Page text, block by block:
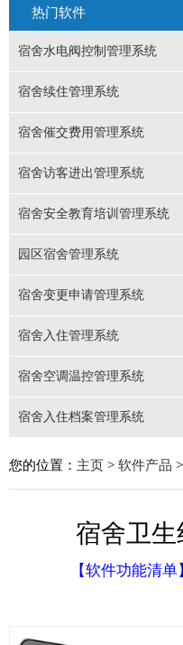
热门软件
宿舍水电阀控制管理系统
宿舍续住管理系统
宿舍催交费用管理系统
宿舍访客进出管理系统
宿舍安全教育培训管理系统
园区宿舍管理系统
宿舍变更申请管理系统
宿舍入住管理系统
宿舍空调温控管理系统
宿舍入住档案管理系统
您的位置： 主页 > 软件产品 >
宿舍卫
【软件功能清单】